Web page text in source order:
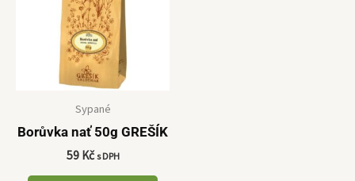
Sypané
Borůvka nať 50g GREŠÍK
59 Kč s DPH